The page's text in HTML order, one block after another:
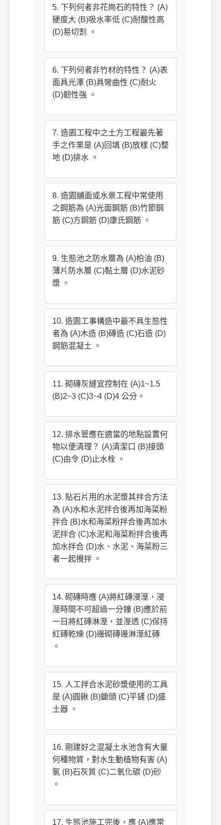
5. 下列何者非花崗石的特性？ (A)
硬度大 (B)吸水率低 (C)耐酸性高
(D)易切割 。
6. 下列何者非竹材的特性？ (A)表
面具光澤 (B)具彎曲性 (C)耐火
(D)韌性強 。
7. 造園工程中之土方工程最先著
手之作業是 (A)回填 (B)放樣 (C)整
地 (D)排水 。
8. 造園舖面或水景工程中常使用
之鋼筋為 (A)光面鋼筋 (B)竹節鋼
筋 (C)方鋼筋 (D)康氏鋼筋 。
9. 生態池之防水層為 (A)柏油 (B)
薄片防水層 (C)黏土層 (D)水泥砂
漿 。
10. 造園工事構造中最不具生態性
者為 (A)木造 (B)磚造 (C)石造 (D)
鋼筋混凝土 。
11. 砌磚灰縫宜控制在 (A)1~1.5
(B)2~3 (C)3~4 (D)4 公分。
12. 排水管應在適當的地點設置何
物以便清理？ (A)清潔口 (B)接頭
(C)由令 (D)止水栓 。
13. 貼石片用的水泥漿其拌合方法
為 (A)水和水泥拌合後再加海菜粉
拌合 (B)水和海菜粉拌合後再加水
泥拌合 (C)水泥和海菜粉拌合後再
加水拌合 (D)水、水泥、海菜粉三
者一起攪拌 。
14. 砌磚時應 (A)將紅磚浸溼，浸
溼時間不可超過一分鐘 (B)應於前
一日將紅磚淋溼，並溼透 (C)保持
紅磚乾燥 (D)邊砌磚邊淋溼紅磚
。
15. 人工拌合水泥砂漿使用的工具
是 (A)圓鍬 (B)鋤頭 (C)平鏟 (D)盛
土器 。
16. 剛建好之混凝土水池含有大量
何種物質，對水生動植物有害 (A)
氯 (B)石灰質 (C)二氧化碳 (D)砂
。
17. 生態池施工完後，應 (A)應常